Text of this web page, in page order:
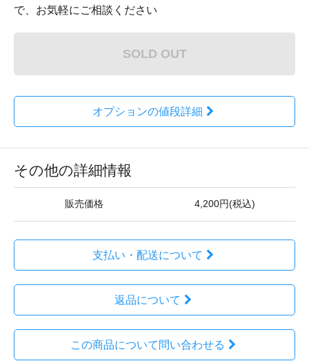
で、お気軽にご相談ください
SOLD OUT
オプションの値段詳細
その他の詳細情報
販売価格 4,200円(税込)
支払い・配送について
返品について
この商品について問い合わせる